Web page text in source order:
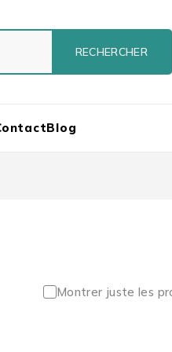
Blog
Montrer juste les